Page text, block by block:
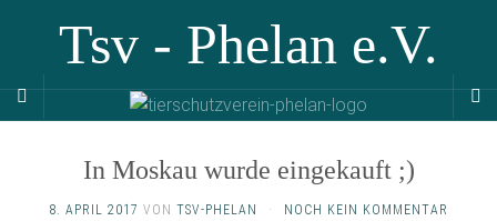
Tsv - Phelan e.V.
In Moskau wurde eingekauft ;)
8. APRIL 2017 VON TSV-PHELAN · NOCH KEIN KOMMENTAR